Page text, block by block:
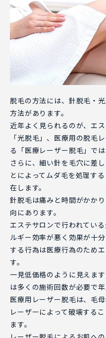
脱毛の方法には、針脱毛・
方法があります。
近年よく見られるのが、エ
「光脱毛」、医療用の脱毛
る「医療レーザー脱毛」では
さらに、細い針を毛穴に差
とによってムダ毛を処理す
在します。
針脱毛は痛みと時間がかか
向にあります。
エステサロンで行われてい
ルギー効率が悪く効果が十
する行為は医療行為のため
す。
一見低価格のように見えま
は多くの施術回数が必要で
医療用レーザー脱毛は、毛
レーザーによって破壊する
ます。